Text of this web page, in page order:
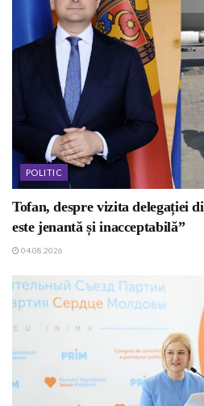
POLITIC
Tofan, despre vizita delegației
este jenantă și inacceptabilă”
04.08.2026